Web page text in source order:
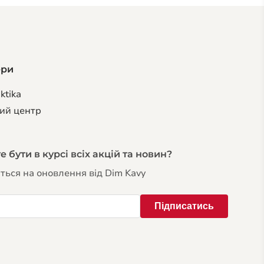
центр
бути в курсі всіх акцій та новин?
на оновлення від Dim Kavy